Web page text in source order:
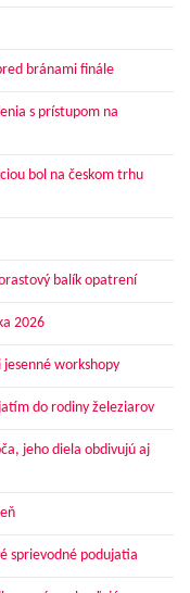
bránami finále
s prístupom na
bol na českom trhu
balík opatrení
2026
workshopy
do rodiny železiarov
jeho diela obdivujú aj
sprievodné podujatia